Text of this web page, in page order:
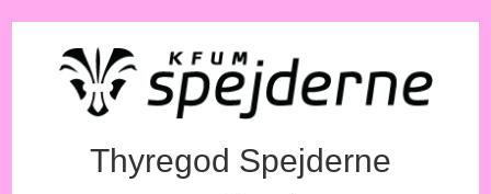
Thyregod Spejderne